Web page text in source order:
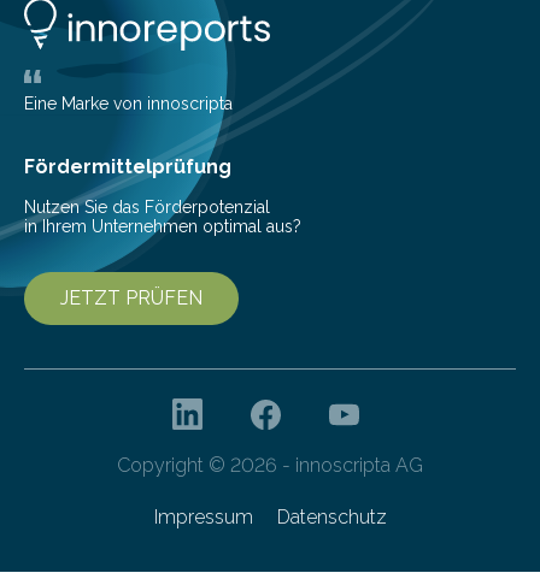
Technologie und Raumfahrt (BMFTR) fördert das
Projekt im Rahmen der Nationalen
Bioökonomiestrategie mit rund 2,7 Millionen Euro.
Pestizide sind äußerst wichtig, um die globale
Ernährung zu sichern. Ohne sie besteht die weltweite
Gefahr erheblicher…
Eine Marke von innoscripta
Fördermittelprüfung
Nutzen Sie das Förderpotenzial
in Ihrem Unternehmen optimal aus?
JETZT PRÜFEN
Copyright © 2026 - innoscripta AG
Impressum Datenschutz